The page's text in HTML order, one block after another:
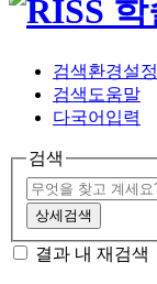
검색환경설정
검색도움말
다국어입력
검색
상세검색
결과 내 재검색